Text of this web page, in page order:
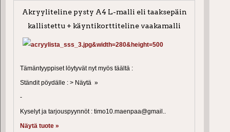
Akryyliteline pysty A4 L-malli eli taaksepäin
kallistettu + käyntikorttiteline vaakamalli
Tämäntyyppiset löytyvät nyt myös täältä :
Ständit pöydälle : > Näytä »
-
Kyselyt ja tarjouspyynnöt : timo10.maenpaa@gmail..
Näytä tuote »